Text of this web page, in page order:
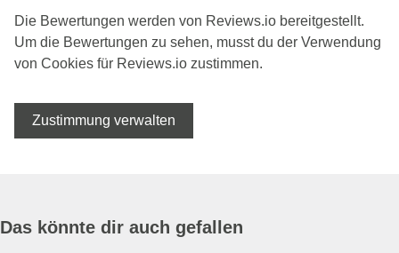
Die Bewertungen werden von Reviews.io bereitgestellt.
Um die Bewertungen zu sehen, musst du der Verwendung
von Cookies für Reviews.io zustimmen.
Zustimmung verwalten
Das könnte dir auch gefallen